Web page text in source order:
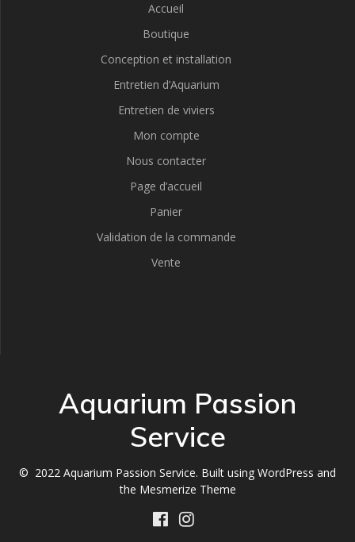
Accueil
Boutique
Conception et installation
Entretien d’Aquarium
Entretien de viviers
Mon compte
Nous contacter
Page d’accueil
Panier
Validation de la commande
Vente
Aquarium Passion
Service
© 2022 Aquarium Passion Service. Built using WordPress and
the Mesmerize Theme